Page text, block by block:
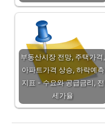
부동산시장 전망, 주택가격,
아파트가격 상승, 하락예측
지표 - 수요와 공급금리, 전
세가율